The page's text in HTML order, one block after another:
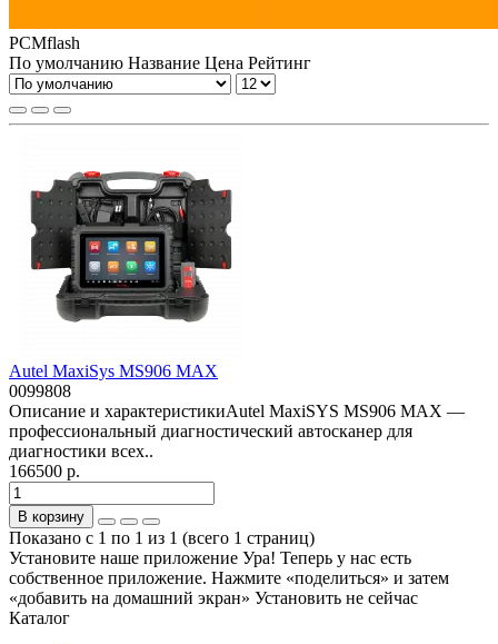
PCMflash
По умолчанию Название Цена Рейтинг
Autel MaxiSys MS906 MAX
0099808
Описание и характеристикиAutel MaxiSYS MS906 MAX —
профессиональный диагностический автосканер для
диагностики всех..
166500 р.
В корзину
Показано с 1 по 1 из 1 (всего 1 страниц)
Установите наше приложение Ура! Теперь у нас есть
собственное приложение. Нажмите «поделиться» и затем
«добавить на домашний экран» Установить не сейчас
Каталог